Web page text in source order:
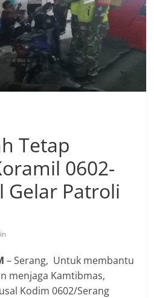
Tetap
0602-
Gelar Patroli
– Serang, Untuk membantu
menjaga Kamtibmas,
Kodim 0602/Serang